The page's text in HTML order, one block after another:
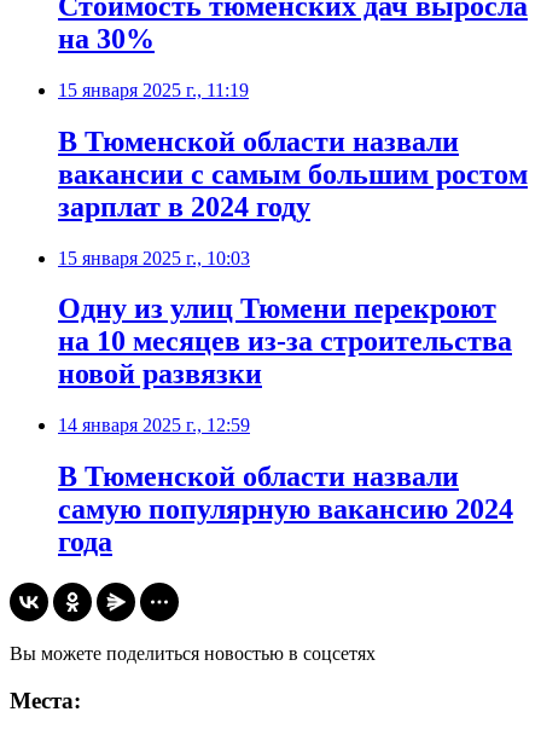
на 30%
15 января 2025 г., 11:19
В Тюменской области назвали
вакансии с самым большим ростом
зарплат в 2024 году
15 января 2025 г., 10:03
Одну из улиц Тюмени перекроют
на 10 месяцев из-за строительства
новой развязки
14 января 2025 г., 12:59
В Тюменской области назвали
самую популярную вакансию 2024
года
Вы можете поделиться новостью в соцсетях
Места: